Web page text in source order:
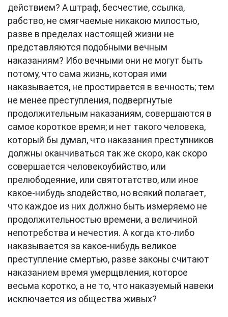
действием? А штраф, бесчестие, ссылка,
рабство, не смягчаемые никакою милостью,
разве в пределах настоящей жизни не
представляются подобными вечным
наказаниям? Ибо вечными они не могут быть
потому, что сама жизнь, которая ими
наказывается, не простирается в вечность; тем
не менее преступления, подвергнутые
продолжительным наказаниям, совершаются в
самое короткое время; и нет такого человека,
который бы думал, что наказания преступников
должны оканчиваться так же скоро, как скоро
совершается человекоубийство, или
прелюбодеяние, или святотатство, или иное
какое-нибудь злодейство, но всякий полагает,
что каждое из них должно быть измеряемо не
продолжительностью времени, а величиной
непотребства и нечестия. А когда кто-либо
наказывается за какое-нибудь великое
преступление смертью, разве законы считают
наказанием время умерщвления, которое
весьма коротко, а не то, что наказуемый навеки
исключается из общества живых?